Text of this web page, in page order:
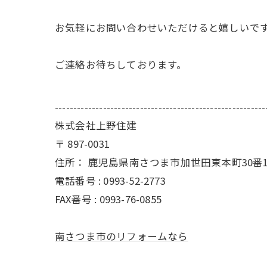
お気軽にお問い合わせいただけると嬉しいです
ご連絡お待ちしております。
株式会社上野住建
〒 897-0031
住所： 鹿児島県南さつま市加世田東本町30番
電話番号 : 0993-52-2773
FAX番号 : 0993-76-0855
南さつま市のリフォームなら